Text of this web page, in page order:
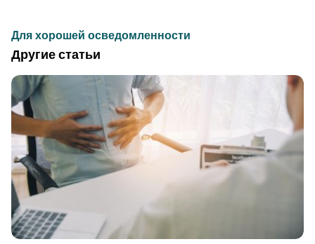
Для хорошей осведомленности
Другие статьи